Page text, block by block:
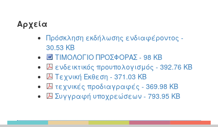
Αρχεία
Πρόσκληση εκδήλωσης ενδιαφέροντος -
30.53 KB
ΤΙΜΟΛΟΓΙΟ ΠΡΟΣΦΟΡΑΣ - 98 KB
ενδεικτικός προυπολογισμός - 392.76 KB
Τεχνική Εκθεση - 371.03 KB
τεχνικές προδιαγραφές - 369.98 KB
Συγγραφή υποχρεώσεων - 793.95 KB